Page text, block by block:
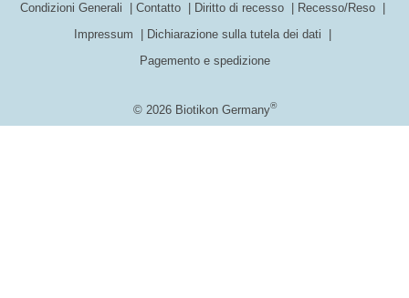
© 2026 Biotikon Germany®
Condizioni Generali Contatto Diritto di recesso
Recesso/Reso
Impressum
Dichiarazione sulla tutela dei dati
Pagemento e spedizione